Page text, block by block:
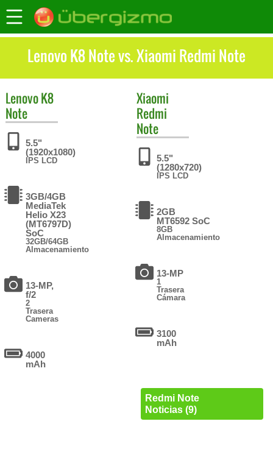
Lenovo K8 Note vs. Xiaomi Redmi Note
LenovoK8
Note
5.5"
(1920x1080)
IPS LCD
3GB/4GB
MediaTek
Helio X23
(MT6797D)
SoC
32GB/64GB
Almacenamiento
13-MP,
f/2
2
Trasera
Cameras
4000
mAh
Xiaomi
Redmi
Note
5.5"
(1280x720)
IPS LCD
2GB
MT6592 SoC
8GB
Almacenamiento
13-MP
1
Trasera
Cámara
3100
mAh
Redmi Note
Noticias (9)